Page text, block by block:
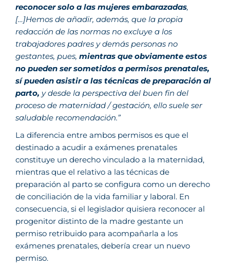
reconocer solo a las mujeres embarazadas,
[…]Hemos de añadir, además, que la propia
redacción de las normas no excluye a los
trabajadores padres y demás personas no
gestantes, pues, mientras que obviamente estos
no pueden ser sometidos a permisos prenatales,
sí pueden asistir a las técnicas de preparación al
parto, y desde la perspectiva del buen fin del
proceso de maternidad / gestación, ello suele ser
saludable recomendación.”
La diferencia entre ambos permisos es que el
destinado a acudir a exámenes prenatales
constituye un derecho vinculado a la maternidad,
mientras que el relativo a las técnicas de
preparación al parto se configura como un derecho
de conciliación de la vida familiar y laboral. En
consecuencia, si el legislador quisiera reconocer al
progenitor distinto de la madre gestante un
permiso retribuido para acompañarla a los
exámenes prenatales, debería crear un nuevo
permiso.